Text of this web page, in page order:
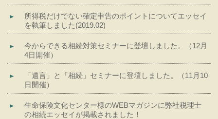
所得税だけでない確定申告のポイントについてエッセイ
を執筆しました(2019.02)
今からできる相続対策セミナーに登壇しました。（12月
4日開催）
「遺言」と「相続」セミナーに登壇しました。（11月10
日開催）
生命保険文化センター様のWEBマガジンに弊社税理士
の相続エッセイが掲載されました！